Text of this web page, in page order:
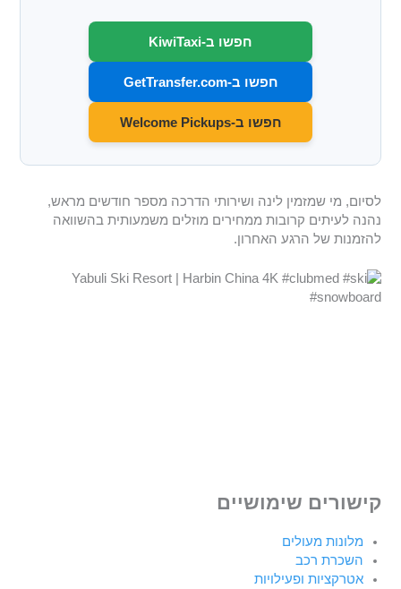
חפשו ב-KiwiTaxi
חפשו ב-GetTransfer.com
חפשו ב-Welcome Pickups
לסיום, מי שמזמין לינה ושירותי הדרכה מספר חודשים מראש,
נהנה לעיתים קרובות ממחירים מוזלים משמעותית בהשוואה
להזמנות של הרגע האחרון.
קישורים שימושיים
מלונות מעולים
השכרת רכב
אטרקציות ופעילויות